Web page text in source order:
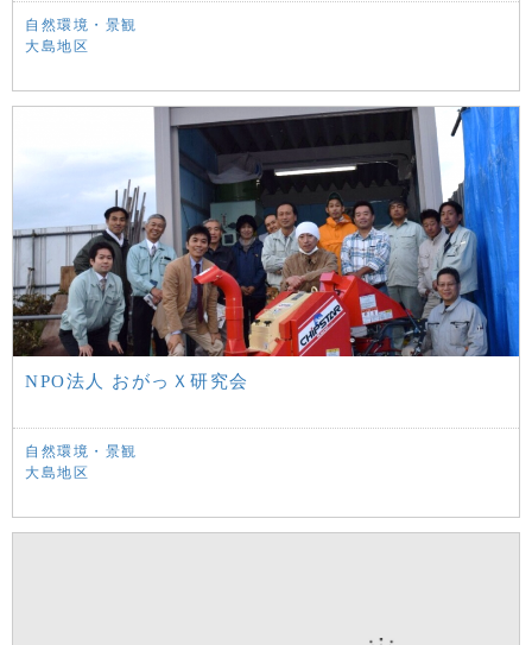
自然環境・景観
大島地区
NPO法人 おがっＸ研究会
自然環境・景観
大島地区